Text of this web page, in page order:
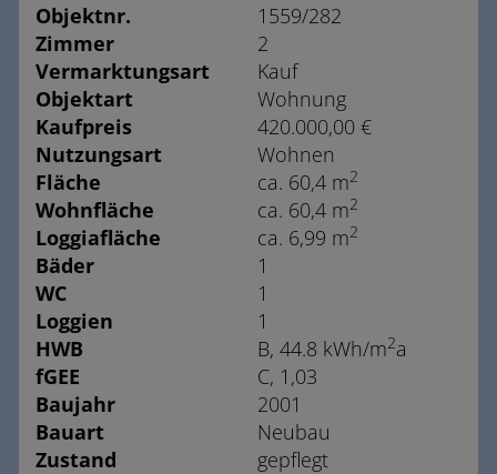
Objektnr.
1559/282
Zimmer
2
Vermarktungsart
Kauf
Objektart
Wohnung
Kaufpreis
420.000,00 €
Nutzungsart
Wohnen
Fläche
ca. 60,4 m2
Wohnfläche ca. 60,4 m2
Loggiafläche ca. 6,99 m2
Bäder
1
WC
1
Loggien
1
HWB
B, 44.8 kWh/m2a
fGEE
C, 1,03
Baujahr
2001
Bauart
Neubau
Zustand
gepflegt